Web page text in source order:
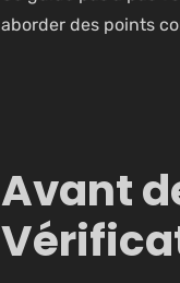
aborder des points
Avant